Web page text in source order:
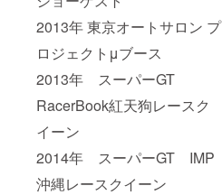
2013年 東京オートサロン プ
ロジェクトμブース
2013年 スーパーGT
RacerBook紅天狗レースク
イーン
2014年 スーパーGT IMP
沖縄レースクイーン